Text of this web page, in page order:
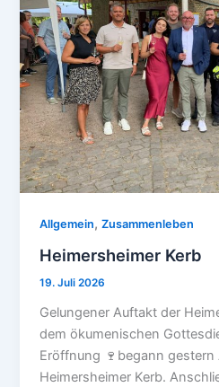
Allgemein,Zusammenleben
Heimersheimer Kerb
19. Juli 2026
Gelungener Auftakt der
dem ökumenischen
Eröffnung 🍷begann gestern
Heimersheimer Kerb.